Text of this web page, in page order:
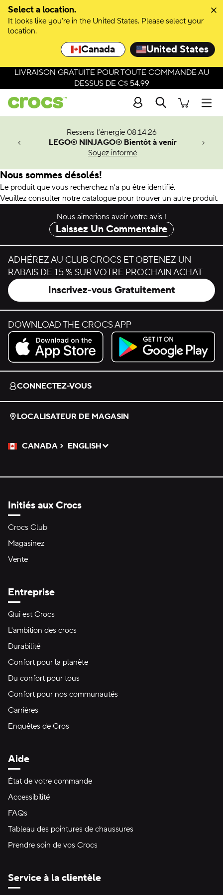
Select a location.
It looks like you're in the United States. Please select your
location.
Canada United States
LIVRAISON GRATUITE POUR TOUTE COMMANDE AU
DESSUS DE C$ 54.99
Recherche
Ressens l’énergie 08.14.26
LEGO® NINJAGO® Bientôt à venir
Soyez informé
Man.
Nous sommes désolés!
Le produit que vous recherchez n'a pu être identifié.
Veuillez consulter notre catalogue pour trouver un autre produit.
Nous aimerions avoir votre avis !
Laissez Un Commentaire
ADHÉREZ AU CLUB CROCS ET OBTENEZ UN
RABAIS DE 15 % SUR VOTRE PROCHAIN ACHAT
Inscrivez-vous Gratuitement
DOWNLOAD THE CROCS APP
Download on the App Store.
Get it on Google Play.
CONNECTEZ-VOUS
LOCALISATEUR DE MAGASIN
CANADA
Veuillez sélectionner une langue
ENGLISH
Sélectionné
Initiés aux Crocs
Crocs Club
Magasinez
Vente
Entreprise
Qui est Crocs
L'ambition des crocs
Durabilité
Confort pour la planète
Du confort pour tous
Confort pour nos communautés
Carrières
Enquêtes de Gros
Aide
État de votre commande
Accessibilité
FAQs
Tableau des pointures de chaussures
Prendre soin de vos Crocs
Service à la clientèle